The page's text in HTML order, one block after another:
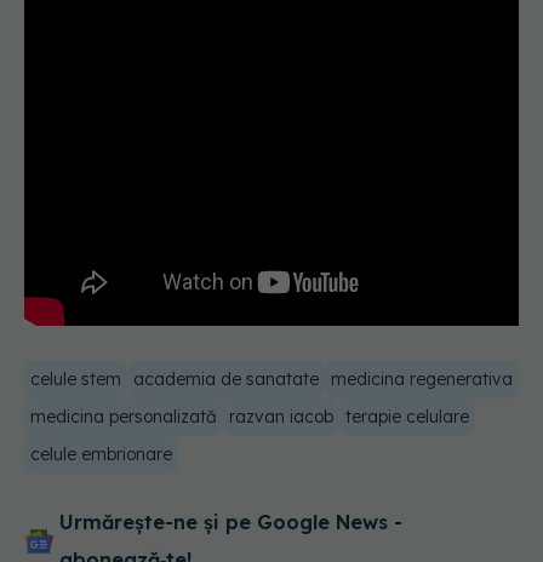
celule stem academia de sanatate
medicina regenerativa
medicina personalizată
razvan iacob terapie celulare
celule embrionare
Urmărește-ne și pe Google News -